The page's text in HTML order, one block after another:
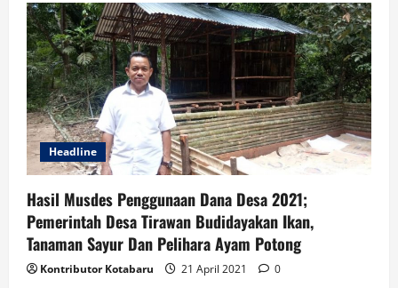
di
Satui,
Berharap
Perusahaan
Terlibat
Kembangkan
Pertanian
Headline
Hasil Musdes Penggunaan Dana Desa 2021;
Pemerintah Desa Tirawan Budidayakan Ikan,
Tanaman Sayur Dan Pelihara Ayam Potong
Kontributor Kotabaru 21 April 2021 0